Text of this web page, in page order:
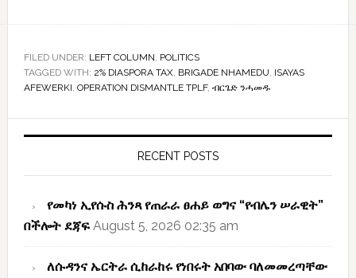
ሻዕቢያን
የማስወገድ
ዓላማዋን
ይፋ
አድርጋለች
FILED UNDER: LEFT COLUMN, POLITICS
TAGGED WITH: 2% DIASPORA TAX, BRIGADE NHAMEDU, ISAYAS
AFEWERKI, OPERATION DISMANTLE TPLF, ብርጌድ ንሓመዱ
RECENT POSTS
የመካነ ኢየሱስ ሕንጻ የጠራራ ፀሐይ ወግና “የብሌን ሠራዊት”
በችሎት ደጃፍ August 5, 2026 02:35 am
ለሱዳንና ኤርትራ ሲከራከሩ የነበሩት አበባው ባለመመረጣቸው